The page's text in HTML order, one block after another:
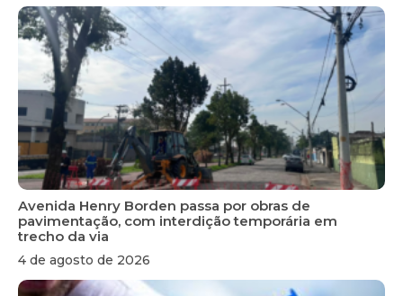
Avenida Henry Borden passa por obras de
pavimentação, com interdição temporária em
trecho da via
4 de agosto de 2026